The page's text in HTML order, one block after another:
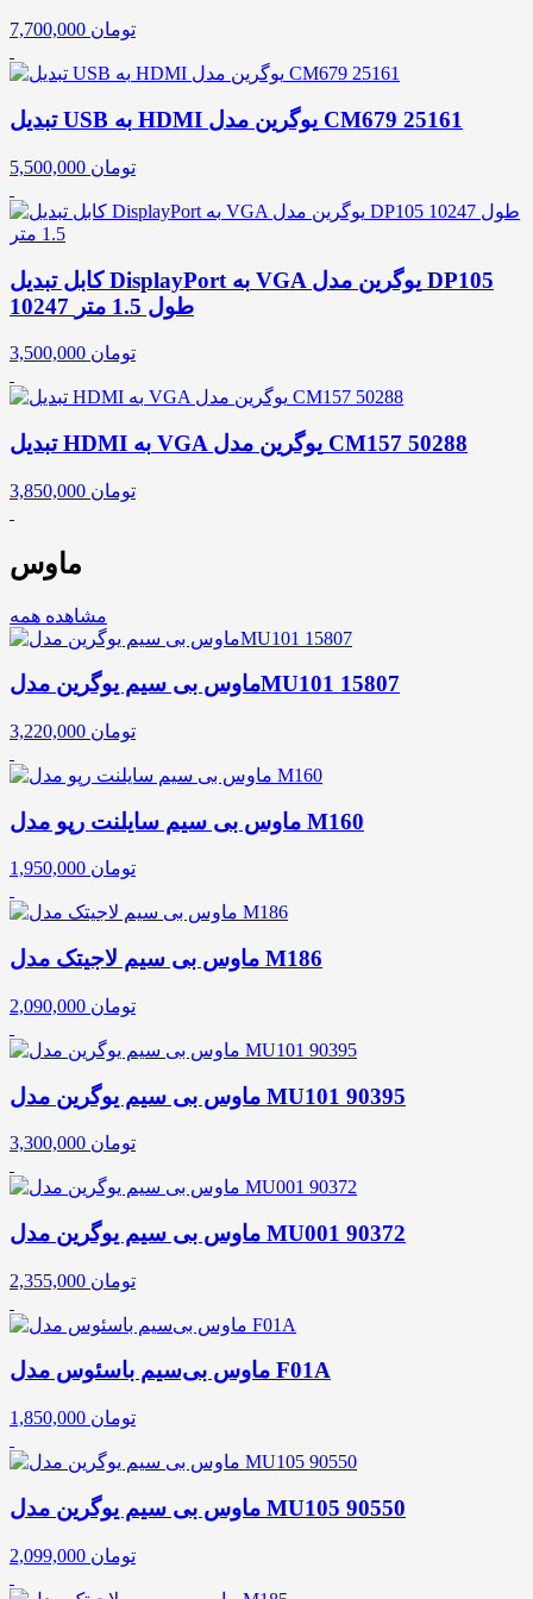
7,700,000 تومان
تبدیل USB به HDMI یوگرین مدل CM679 25161
5,500,000 تومان
کابل تبدیل DisplayPort به VGA یوگرین مدل DP105
10247 طول 1.5 متر
3,500,000 تومان
تبدیل HDMI به VGA یوگرین مدل CM157 50288
3,850,000 تومان
ماوس
مشاهده همه
ماوس بی سیم یوگرین مدلMU101 15807
3,220,000 تومان
ماوس بی سیم سایلنت رپو مدل M160
1,950,000 تومان
ماوس بی سیم لاجیتک مدل M186
2,090,000 تومان
ماوس بی سیم یوگرین مدل MU101 90395
3,300,000 تومان
ماوس بی سیم یوگرین مدل MU001 90372
2,355,000 تومان
ماوس بی‌سیم باسئوس مدل F01A
1,850,000 تومان
ماوس بی سیم یوگرین مدل MU105 90550
2,099,000 تومان